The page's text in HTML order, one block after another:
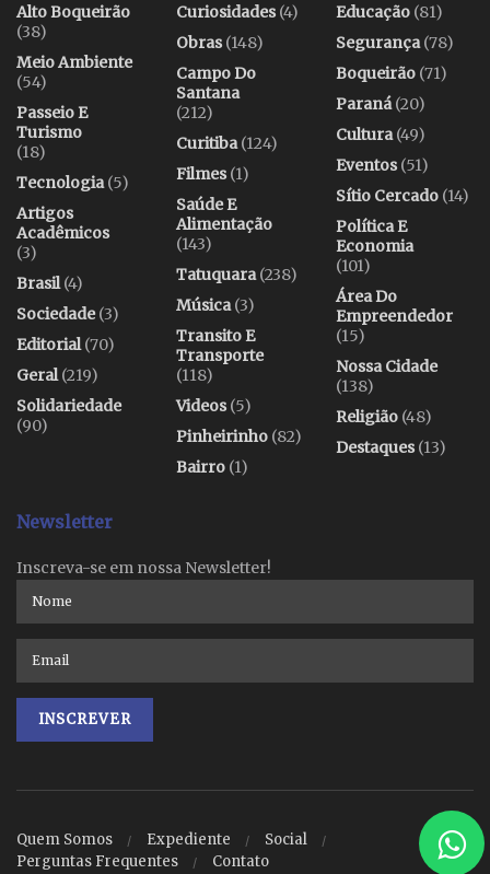
Alto Boqueirão
(38)
Meio Ambiente
(54)
Passeio E
Turismo
(18)
Tecnologia(5)
Artigos
Acadêmicos
(3)
Brasil(4)
Sociedade(3)
Editorial(70)
Geral(219)
Solidariedade
(90)
Curiosidades(4)
Obras(148)
Campo Do
Santana
(212)
Curitiba(124)
Filmes(1)
Saúde E
Alimentação
(143)
Tatuquara(238)
Música(3)
Transito E
Transporte
(118)
Videos(5)
Pinheirinho (82)
Bairro (1)
Educação (81)
Segurança(78)
Boqueirão (71)
Paraná(20)
Cultura(49)
Eventos(51)
Sítio Cercado (14)
Política E
Economia
(101)
Área Do
Empreendedor
(15)
Nossa Cidade
(138)
Religião (48)
Destaques(13)
Newsletter
Inscreva-se em nossa Newsletter!
Quem Somos Expediente
Social
Perguntas Frequentes
Contato